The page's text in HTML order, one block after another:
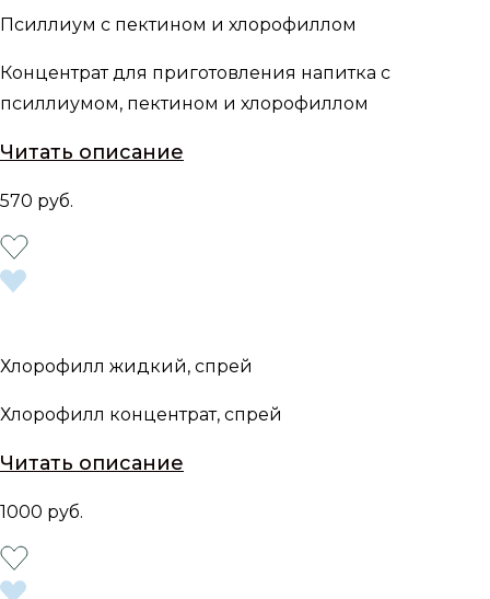
Псиллиум с пектином и хлорофиллом
Концентрат для приготовления напитка с
псиллиумом, пектином и хлорофиллом
Читать описание
570 руб.
Хлорофилл жидкий, спрей
Хлорофилл концентрат, спрей
Читать описание
1000 руб.